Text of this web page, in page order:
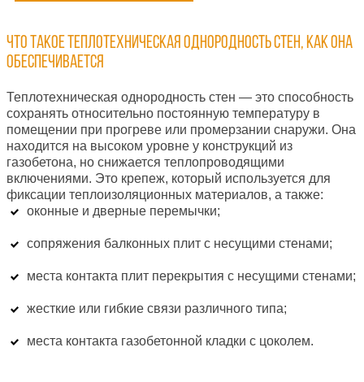
Что такое теплотехническая однородность стен, как она
обеспечивается
Теплотехническая однородность стен — это способность
сохранять относительно постоянную температуру в
помещении при прогреве или промерзании снаружи. Она
находится на высоком уровне у конструкций из
газобетона, но снижается теплопроводящими
включениями. Это крепеж, который используется для
фиксации теплоизоляционных материалов, а также:
оконные и дверные перемычки;
сопряжения балконных плит с несущими стенами;
места контакта плит перекрытия с несущими стенами;
жесткие или гибкие связи различного типа;
места контакта газобетонной кладки с цоколем.